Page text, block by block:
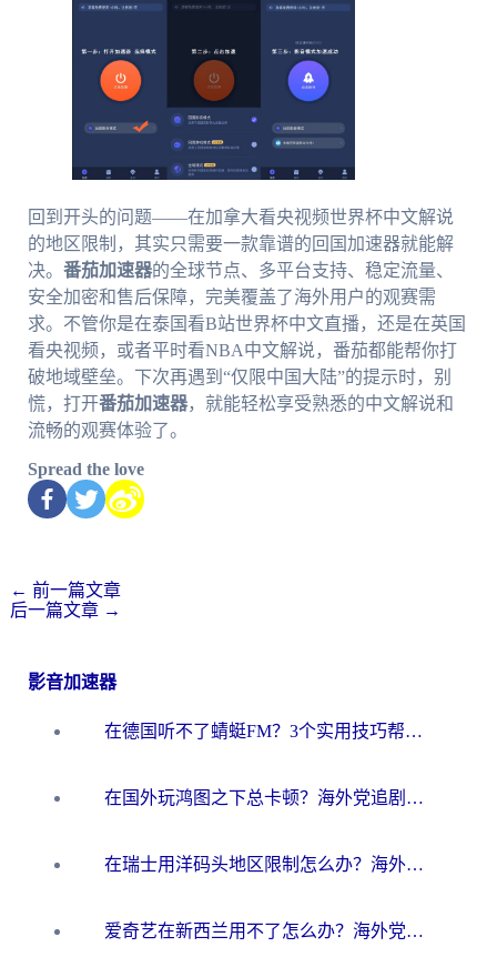
回到开头的问题——在加拿大看央视频世界杯中文解说
的地区限制，其实只需要一款靠谱的回国加速器就能解
决。 番茄加速器的全球节点、多平台支持、稳定流量、
安全加密和售后保障，完美覆盖了海外用户的观赛需
求。不管你是在泰国看B站世界杯中文直播，还是在英国
看央视频，或者平时看NBA中文解说，番茄都能帮你打
破地域壁垒。下次再遇到“仅限中国大陆”的提示时，别
慌，打开番茄加速器，就能轻松享受熟悉的中文解说和
流畅的观赛体验了。
Spread the love
← 前一篇文章
后一篇文章 →
影音加速器
在德国听不了蜻蜓FM？3个实用技巧帮你解锁国内影音自由
在国外玩鸿图之下总卡顿？海外党追剧听歌的3个实用解决方案
在瑞士用洋码头地区限制怎么办？海外华人必看的回国加速全攻略
爱奇艺在新西兰用不了怎么办？海外党亲测有效的回国加速方案